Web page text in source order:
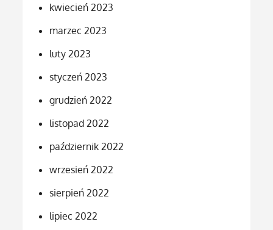
kwiecień 2023
marzec 2023
luty 2023
styczeń 2023
grudzień 2022
listopad 2022
październik 2022
wrzesień 2022
sierpień 2022
lipiec 2022